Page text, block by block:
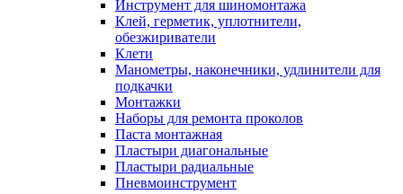
Инструмент для шиномонтажа
Клей, герметик, уплотнители,
обезжириватели
Клети
Манометры, наконечники, удлинители для
подкачки
Монтажки
Наборы для ремонта проколов
Паста монтажная
Пластыри диагональные
Пластыри радиальные
Пневмоинструмент